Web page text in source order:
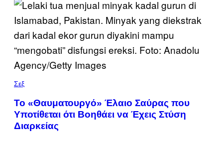
Σεξ
Το «Θαυματουργό» Έλαιο Σαύρας που
Υποτίθεται ότι Βοηθάει να Έχεις Στύση
Διαρκείας